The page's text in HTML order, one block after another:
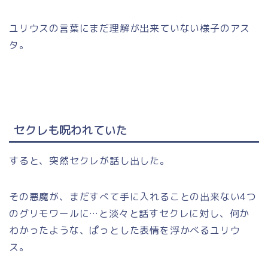
ユリウスの言葉にまだ理解が出来ていない様子のアス
タ。
セクレも呪われていた
すると、突然セクレが話し出した。
その悪魔が、まだすべて手に入れることの出来ない4つ
のグリモワールに…と淡々と話すセクレに対し、何か
わかったような、ぱっとした表情を浮かべるユリウ
ス。